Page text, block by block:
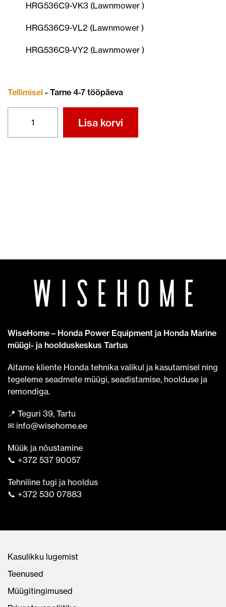
HRG536C9-VK3 (Lawnmower )
HRG536C9-VL2 (Lawnmower )
HRG536C9-VY2 (Lawnmower )
Tellimisel - Tarne 4-7 tööpäeva
72511-
Lisa korvi
WiseHome – Honda Power Equipment ja Honda Marine
müügi- ja hoolduskeskus Tartus
Aitame kliente Honda tehnika valikul ja kasutamisel ning
tegeleme seadmete müügi, seadistamise, hoolduse ja
remondiga.
📍 Teguri 39, Tartu
✉ info@wisehome.ee
Müük ja nõustamine
📞 +372 537 90057
Tehniline tugi ja hooldus
📞 +372 530 07883
Kasulikku lugemist
Teenused
Müügitingimused